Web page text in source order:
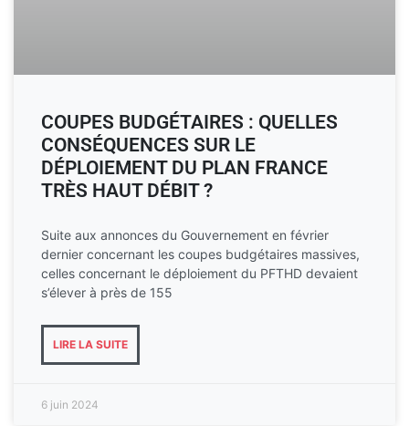
COUPES BUDGÉTAIRES : QUELLES
CONSÉQUENCES SUR LE
DÉPLOIEMENT DU PLAN FRANCE
TRÈS HAUT DÉBIT ?
Suite aux annonces du Gouvernement en février
dernier concernant les coupes budgétaires massives,
celles concernant le déploiement du PFTHD devaient
s’élever à près de 155
LIRE LA SUITE
6 juin 2024